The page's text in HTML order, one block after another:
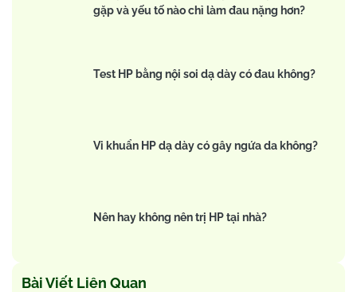
gặp và yếu tố nào chỉ làm đau nặng hơn?
Test HP bằng nội soi dạ dày có đau không?
Vi khuẩn HP dạ dày có gây ngứa da không?
Nên hay không nên trị HP tại nhà?
Bài Viết Liên Quan